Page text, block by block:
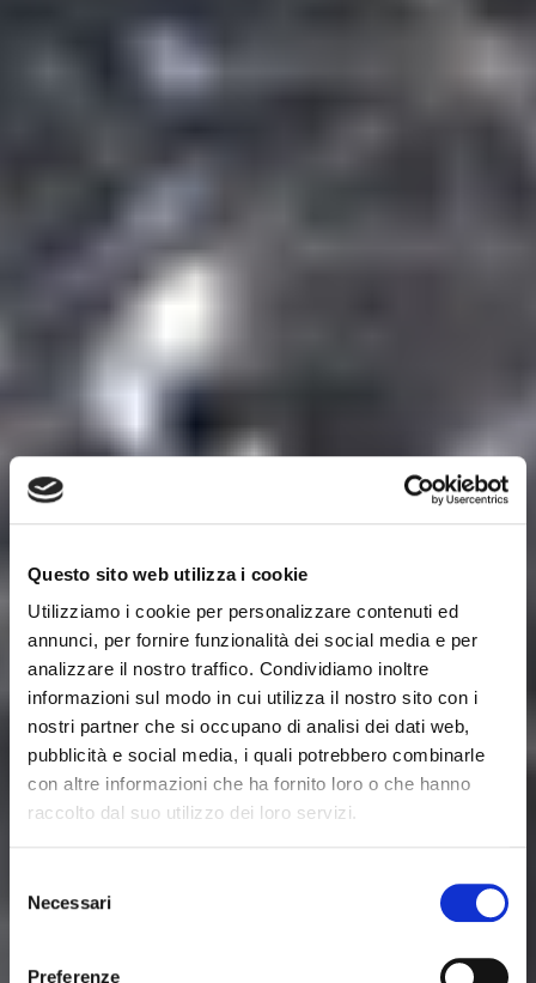
Questo sito web utilizza i cookie
Utilizziamo i cookie per personalizzare contenuti ed
annunci, per fornire funzionalità dei social media e per
analizzare il nostro traffico. Condividiamo inoltre
informazioni sul modo in cui utilizza il nostro sito con i
nostri partner che si occupano di analisi dei dati web,
pubblicità e social media, i quali potrebbero combinarle
con altre informazioni che ha fornito loro o che hanno
raccolto dal suo utilizzo dei loro servizi.
delNecessari
Preferenze